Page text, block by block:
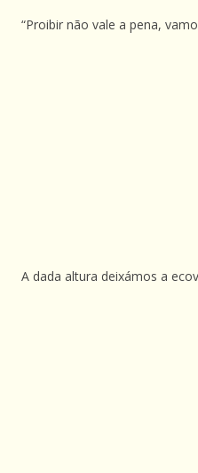
“Proibir não vale a pena,
A dada altura deixámos a